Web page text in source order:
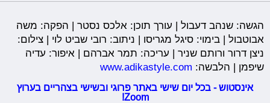
הגשה: שנהב דעבול | עורך תוכן: אלכס נסטר | הפקה: משה
אבוטבול | בימוי: סיגל מגריסו | ניתוב: רובי שביט לוי | צילום:
ניצן דרור ורותם שניר | עריכה: תמר אברהם | איפור: עדיה
שיפמן | הלבשה: www.adikastyle.com
אינסטוש - בכל יום שישי באתר פרוגי ובשישי בצהריים בערוץ
Zoom!